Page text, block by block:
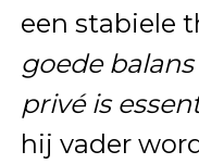
een stabiele
goede
privé is
hij vader